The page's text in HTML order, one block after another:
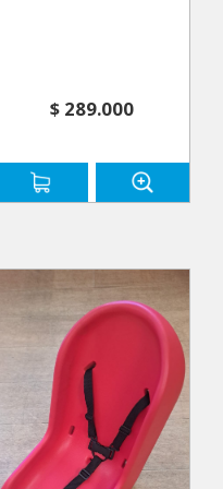
$ 289.000